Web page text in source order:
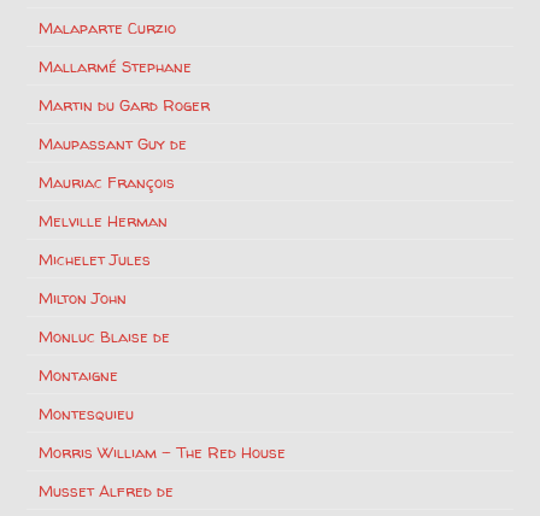
Malaparte Curzio
Mallarmé Stephane
Martin du Gard Roger
Maupassant Guy de
Mauriac François
Melville Herman
Michelet Jules
Milton John
Monluc Blaise de
Montaigne
Montesquieu
Morris William – The Red House
Musset Alfred de